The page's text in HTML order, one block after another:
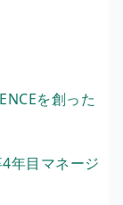
を創った
年目マネージ